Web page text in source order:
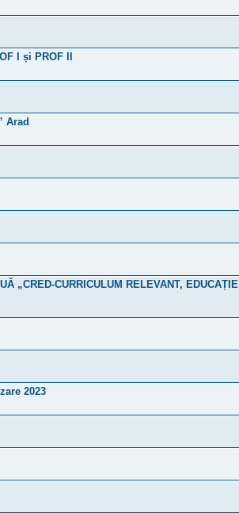
I și PROF II
Arad
„CRED-CURRICULUM RELEVANT, EDUCAȚIE
2023